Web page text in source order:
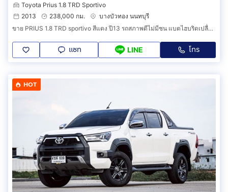
Toyota Prius 1.8 TRD Sportivo
2013
238,000 กม.
บางบัวทอง นนทบุรี
ขาย PRIUS 1.8 TRD sportivo สีแดง ปี13 รถสภาพดีไม่มีชน แบตไฮบริดเปลื่ยนศูนย์ปี22 เครื่องเกียร์ช่วงล่างดี ประวัติศูนย์ตลอด ภายในสะอาดใหม่สวย
แชท LINE โทร
HOT